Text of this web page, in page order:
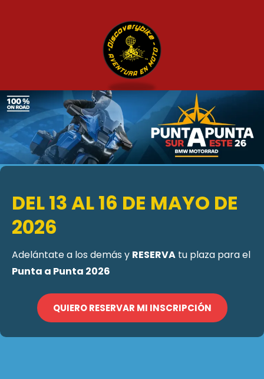
DEL 13 AL 16 DE MAYO DE
2026
Adelántate a los demás y RESERVA tu plaza para el
Punta a Punta 2026
QUIERO RESERVAR MI INSCRIPCIÓN